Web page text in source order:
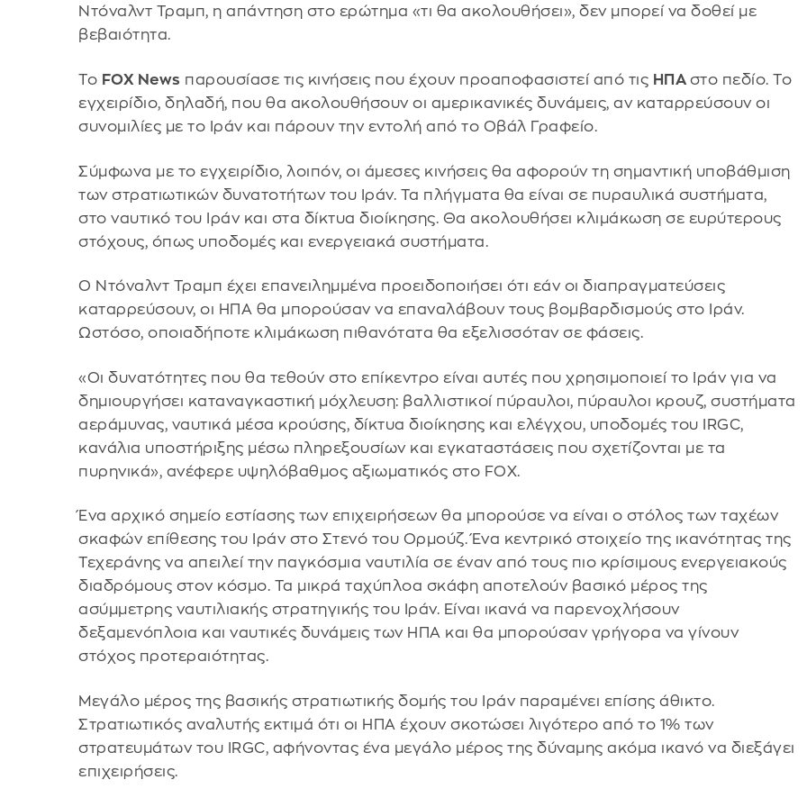
Ντόναλντ Τραμπ, η απάντηση στο ερώτημα «τι θα ακολουθήσει», δεν μπορεί να δοθεί με
βεβαιότητα.
Το FOX News παρουσίασε τις κινήσεις που έχουν προαποφασιστεί από τις ΗΠΑ στο πεδίο. Το
εγχειρίδιο, δηλαδή, που θα ακολουθήσουν οι αμερικανικές δυνάμεις, αν καταρρεύσουν οι
συνομιλίες με το Ιράν και πάρουν την εντολή από το Οβάλ Γραφείο.
Σύμφωνα με το εγχειρίδιο, λοιπόν, οι άμεσες κινήσεις θα αφορούν τη σημαντική υποβάθμιση
των στρατιωτικών δυνατοτήτων του Ιράν. Τα πλήγματα θα είναι σε πυραυλικά συστήματα,
στο ναυτικό του Ιράν και στα δίκτυα διοίκησης. Θα ακολουθήσει κλιμάκωση σε ευρύτερους
στόχους, όπως υποδομές και ενεργειακά συστήματα.
Ο Ντόναλντ Τραμπ έχει επανειλημμένα προειδοποιήσει ότι εάν οι διαπραγματεύσεις
καταρρεύσουν, οι ΗΠΑ θα μπορούσαν να επαναλάβουν τους βομβαρδισμούς στο Ιράν.
Ωστόσο, οποιαδήποτε κλιμάκωση πιθανότατα θα εξελισσόταν σε φάσεις.
«Οι δυνατότητες που θα τεθούν στο επίκεντρο είναι αυτές που χρησιμοποιεί το Ιράν για να
δημιουργήσει καταναγκαστική μόχλευση: βαλλιστικοί πύραυλοι, πύραυλοι κρουζ, συστήματα
αεράμυνας, ναυτικά μέσα κρούσης, δίκτυα διοίκησης και ελέγχου, υποδομές του IRGC,
κανάλια υποστήριξης μέσω πληρεξουσίων και εγκαταστάσεις που σχετίζονται με τα
πυρηνικά», ανέφερε υψηλόβαθμος αξιωματικός στο FOX.
Ένα αρχικό σημείο εστίασης των επιχειρήσεων θα μπορούσε να είναι ο στόλος των ταχέων
σκαφών επίθεσης του Ιράν στο Στενό του Ορμούζ. Ένα κεντρικό στοιχείο της ικανότητας της
Τεχεράνης να απειλεί την παγκόσμια ναυτιλία σε έναν από τους πιο κρίσιμους ενεργειακούς
διαδρόμους στον κόσμο. Τα μικρά ταχύπλοα σκάφη αποτελούν βασικό μέρος της
ασύμμετρης ναυτιλιακής στρατηγικής του Ιράν. Είναι ικανά να παρενοχλήσουν
δεξαμενόπλοια και ναυτικές δυνάμεις των ΗΠΑ και θα μπορούσαν γρήγορα να γίνουν
στόχος προτεραιότητας.
Μεγάλο μέρος της βασικής στρατιωτικής δομής του Ιράν παραμένει επίσης άθικτο.
Στρατιωτικός αναλυτής εκτιμά ότι οι ΗΠΑ έχουν σκοτώσει λιγότερο από το 1% των
στρατευμάτων του IRGC, αφήνοντας ένα μεγάλο μέρος της δύναμης ακόμα ικανό να διεξάγει
επιχειρήσεις.